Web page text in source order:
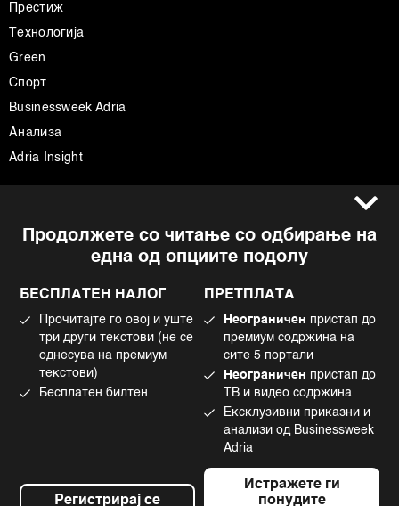
Продолжете со читање со одбирање на
една од опциите подолу
БЕСПЛАТЕН НАЛОГ
Прочитајте го овој и уште
три други текстови (не се
однесува на премиум
текстови)
Бесплатен билтен
Регистрирај се
ПРЕТПЛАТА
Неограничен пристап до
премиум содржина на
сите 5 портали
Неограничен пристап до
ТВ и видео содржина
Ексклузивни приказни и
анализи од Businessweek
Adria
Истражете ги
понудите
Престиж
Технологија
Green
Спорт
Businessweek Adria
Анализа
Adria Insight
Импресум
Политика на приватност
Употреба на вештачка интелигенција
Facebook
Instagram
Tiktok
©2022 - 2026 Bloomberg L.P. All Rights Reserved. BLOOMBERG and the
BLOOMBERG logo are registered trademarks and service marks of
Bloomberg Finance L.P. or its subsidiaries, displayed with permission
Bloomberg Adria is a Mtel Swiss SA Property
News CMS by Cubes